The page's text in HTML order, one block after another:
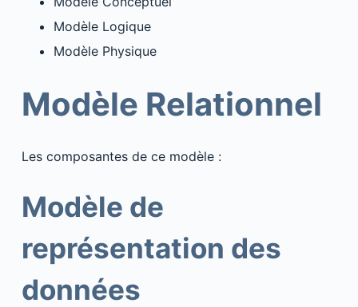
Modèle Logique
Modèle Physique
Modèle Relationnel
Les composantes de ce modèle :
Modèle de
représentation des
données